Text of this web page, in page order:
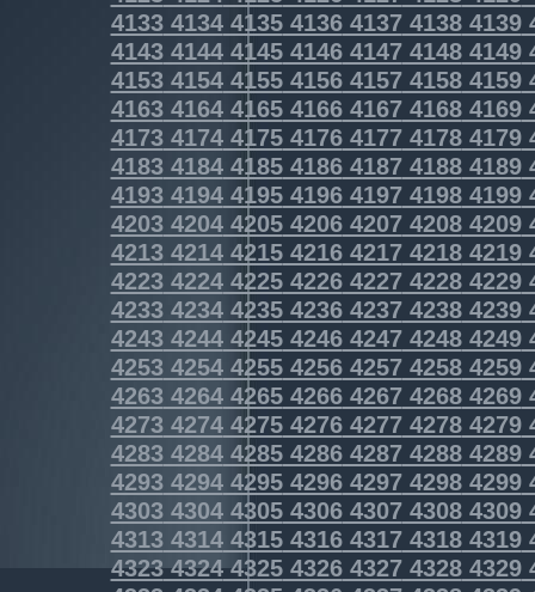
4133413441354136413741384139
4143414441454146414741484149
4153415441554156415741584159
4163416441654166416741684169
4173417441754176417741784179
4183418441854186418741884189
4193419441954196419741984199
4203420442054206420742084209
4213421442154216421742184219
4223422442254226422742284229
4233423442354236423742384239
4243424442454246424742484249
4253425442554256425742584259
4263426442654266426742684269
4273427442754276427742784279
4283428442854286428742884289
4293429442954296429742984299
4303430443054306430743084309
4313431443154316431743184319
4323432443254326432743284329